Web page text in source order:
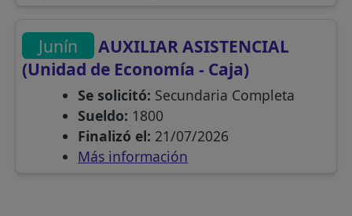
Junín
AUXILIAR ASISTENCIAL
(Unidad de Economía - Caja)
Se solicitó: Secundaria Completa
Sueldo: 1800
Finalizó el: 21/07/2026
Más información